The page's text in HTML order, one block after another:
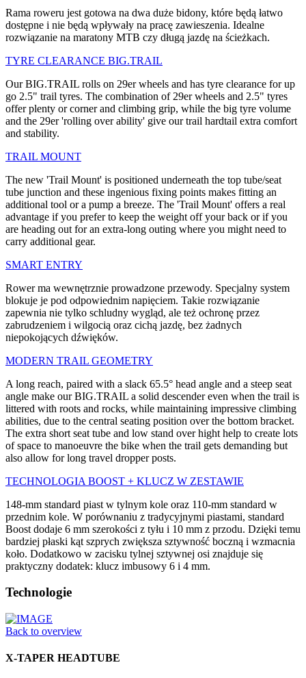
Rama roweru jest gotowa na dwa duże bidony, które będą łatwo
dostępne i nie będą wpływały na pracę zawieszenia. Idealne
rozwiązanie na maratony MTB czy długą jazdę na ścieżkach.
TYRE CLEARANCE BIG.TRAIL
Our BIG.TRAIL rolls on 29er wheels and has tyre clearance for up
go 2.5" trail tyres. The combination of 29er wheels and 2.5" tyres
offer plenty or corner and climbing grip, while the big tyre volume
and the 29er 'rolling over ability' give our trail hardtail extra comfort
and stability.
TRAIL MOUNT
The new 'Trail Mount' is positioned underneath the top tube/seat
tube junction and these ingenious fixing points makes fitting an
additional tool or a pump a breeze. The 'Trail Mount' offers a real
advantage if you prefer to keep the weight off your back or if you
are heading out for an extra-long outing where you might need to
carry additional gear.
SMART ENTRY
Rower ma wewnętrznie prowadzone przewody. Specjalny system
blokuje je pod odpowiednim napięciem. Takie rozwiązanie
zapewnia nie tylko schludny wygląd, ale też ochronę przez
zabrudzeniem i wilgocią oraz cichą jazdę, bez żadnych
niepokojących dźwięków.
MODERN TRAIL GEOMETRY
A long reach, paired with a slack 65.5° head angle and a steep seat
angle make our BIG.TRAIL a solid descender even when the trail is
littered with roots and rocks, while maintaining impressive climbing
abilities, due to the central seating position over the bottom bracket.
The extra short seat tube and low stand over hight help to create lots
of space to manoeuvre the bike when the trail gets demanding but
also allow for long travel dropper posts.
TECHNOLOGIA BOOST + KLUCZ W ZESTAWIE
148-mm standard piast w tylnym kole oraz 110-mm standard w
przednim kole. W porównaniu z tradycyjnymi piastami, standard
Boost dodaje 6 mm szerokości z tyłu i 10 mm z przodu. Dzięki temu
bardziej płaski kąt szprych zwiększa sztywność boczną i wzmacnia
koło. Dodatkowo w zacisku tylnej sztywnej osi znajduje się
praktyczny dodatek: klucz imbusowy 6 i 4 mm.
Technologie
Back to overview
X-TAPER HEADTUBE